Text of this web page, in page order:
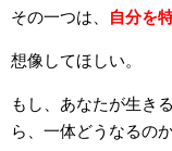
その一つは、 自分を
想像してほしい。
もし、あなたが生き
ら、一体どうなるのか